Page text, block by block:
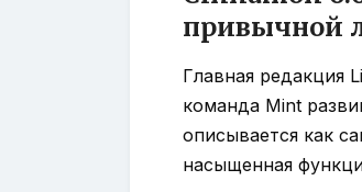
привычной
Главная редакция
команда Mint
описывается как
насыщенная